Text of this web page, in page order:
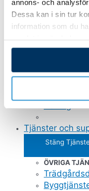
annons- och
Dessa kan i sin tur
information som du
Belysning
Tjänster och
Stäng
ÖVRIGA